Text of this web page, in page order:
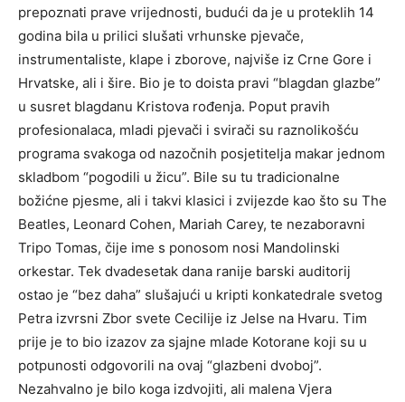
prepoznati prave vrijednosti, budući da je u proteklih 14
godina bila u prilici slušati vrhunske pjevače,
instrumentaliste, klape i zborove, najviše iz Crne Gore i
Hrvatske, ali i šire. Bio je to doista pravi “blagdan glazbe”
u susret blagdanu Kristova rođenja. Poput pravih
profesionalaca, mladi pjevači i svirači su raznolikošću
programa svakoga od nazočnih posjetitelja makar jednom
skladbom “pogodili u žicu”. Bile su tu tradicionalne
božićne pjesme, ali i takvi klasici i zvijezde kao što su The
Beatles, Leonard Cohen, Mariah Carey, te nezaboravni
Tripo Tomas, čije ime s ponosom nosi Mandolinski
orkestar. Tek dvadesetak dana ranije barski auditorij
ostao je “bez daha” slušajući u kripti konkatedrale svetog
Petra izvrsni Zbor svete Cecilije iz Jelse na Hvaru. Tim
prije je to bio izazov za sjajne mlade Kotorane koji su u
potpunosti odgovorili na ovaj “glazbeni dvoboj”.
Nezahvalno je bilo koga izdvojiti, ali malena Vjera